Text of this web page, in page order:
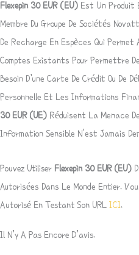
Flexepin 30 EUR(EU) Est Un Produit
Membre Du Groupe De Sociétés
De Recharge En Espèces Qui
Comptes Existants Pour Permettre
Besoin D’une Carte De Crédit Ou De
Personnelle Et Les Informations
30 EUR(UE) Réduisent La Menace
Information Sensible N’est Jamais
Pouvez Utiliser Flexepin 30 EUR(EU)
Autorisées Dans Le Monde Entier.
Autorisé En Testant Son URL ICI.
Il N’y A Pas Encore D’avis.